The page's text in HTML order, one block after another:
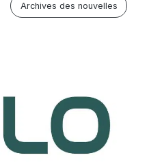
Archives des nouvelles